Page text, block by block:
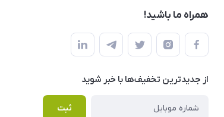
همراه ما باشید!
از جدید‌ترین تخفیف‌ها با‌ خبر شوید
ثبت